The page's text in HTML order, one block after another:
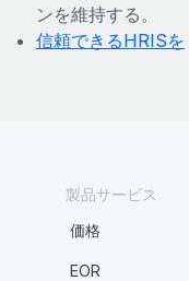
ンを維持する。
信頼できるHRISを
製品サービス
価格
EOR